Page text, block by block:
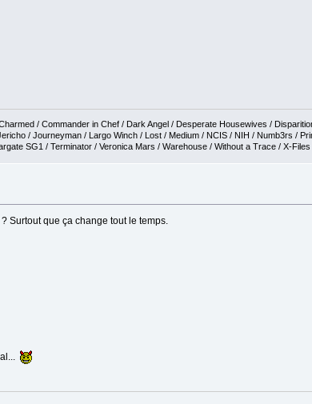
/ Commander in Chef / Dark Angel / Desperate Housewives /
/ Journeyman / Largo Winch / Lost / Medium / NCIS / NIH / Numb3rs /
SG1 / Terminator / Veronica Mars / Warehouse / Without a Trace / X-Files
Surtout que ça change tout le temps.